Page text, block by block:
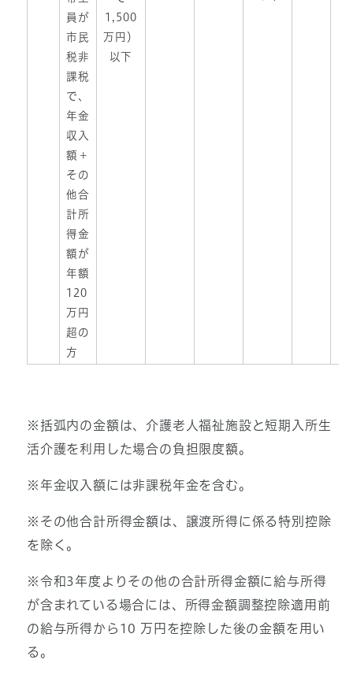
員が
市民
税非
課税
で、
年金
収入
額＋
その
他合
計所
得金
額が
年額
120
万円
超の
方
1,500
万円）
以下
※括弧内の金額は、介護老人福祉施設と短期入所生
活介護を利用した場合の負担限度額。
※年金収入額には非課税年金を含む。
※その他合計所得金額は、譲渡所得に係る特別控除
を除く。
※令和3年度よりその他の合計所得金額に給与所得
が含まれている場合には、所得金額調整控除適用前
の給与所得から10 万円を控除した後の金額を用い
る。